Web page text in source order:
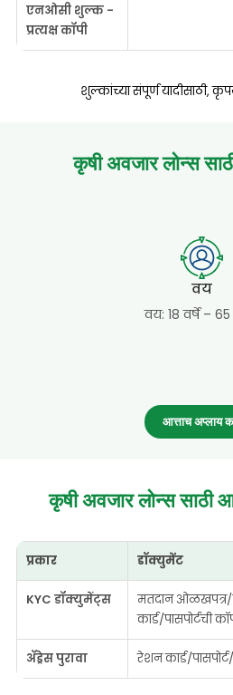
एनओसी शुल्क -
प्रत्यक्ष कॉपी
शुल्कांच्या संपूर्ण यादीसाठी,
कृषी अवजार लोन्स
वय
वय: 18 वर्षे – 65
आत्ताच अप्लाय
कृषी अवजार लोन्स साठी
प्रकार डॉक्युमेंट
KYC डॉक्युमेंट्स
मतदान ओळखपत्र/
कार्ड/पासपोर्टची
ॲड्रेस पुरावा रेशन कार्ड/